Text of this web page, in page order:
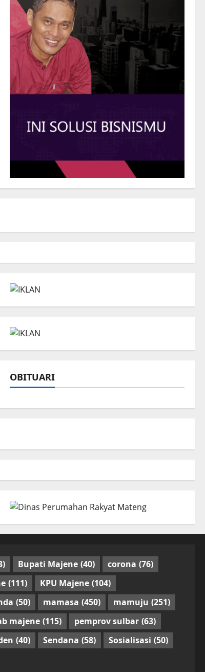
OBITUARI
Bupati Majene (40) corona (76)
(111) KPU Majene (104)
(50) mamasa (450) mamuju (251)
majene (115) pemprov sulbar (63)
(40) Sendana (58) Sosialisasi (50)